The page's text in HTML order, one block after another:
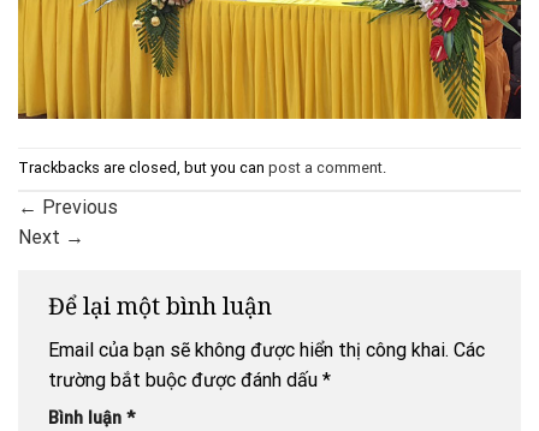
Trackbacks are closed, but you can post a comment.
← Previous
Next →
Để lại một bình luận
Email của bạn sẽ không được hiển thị công khai. Các
trường bắt buộc được đánh dấu *
Bình luận *